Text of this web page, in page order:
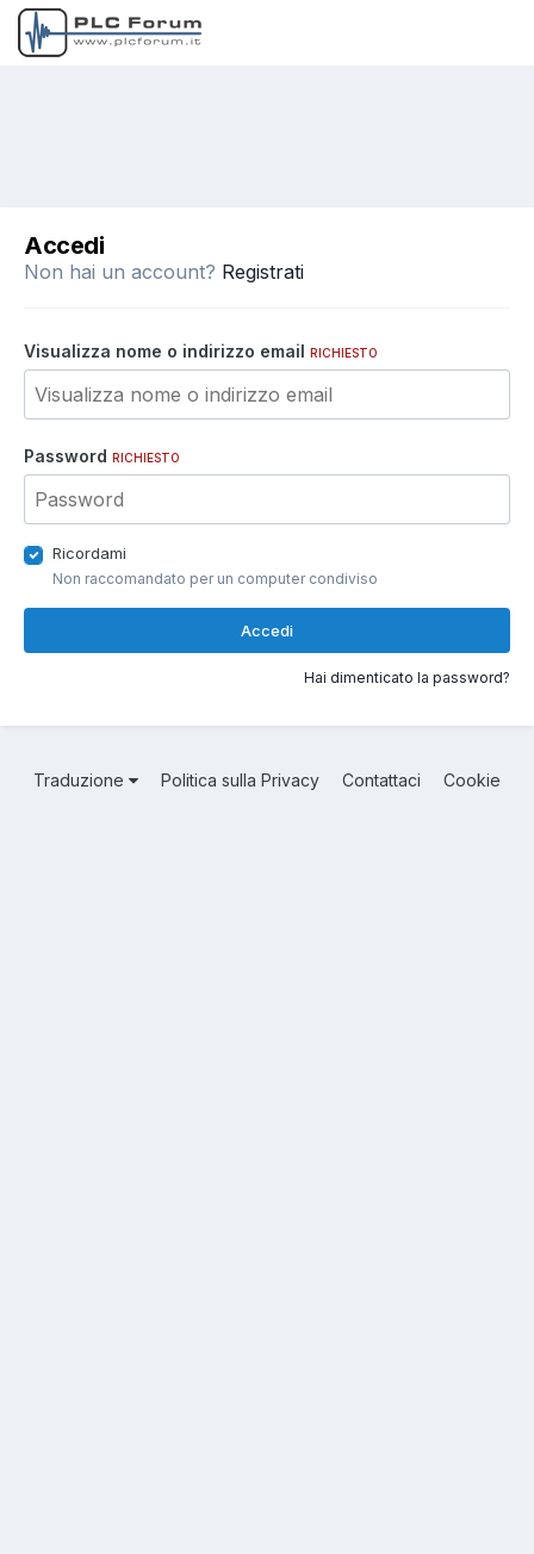
Accedi
Non hai un account? Registrati
Visualizza nome o indirizzo email RICHIESTO
Password RICHIESTO
Ricordami
Non raccomandato per un computer condiviso
Accedi
Hai dimenticato la password?
Traduzione Politica sulla Privacy Contattaci Cookie